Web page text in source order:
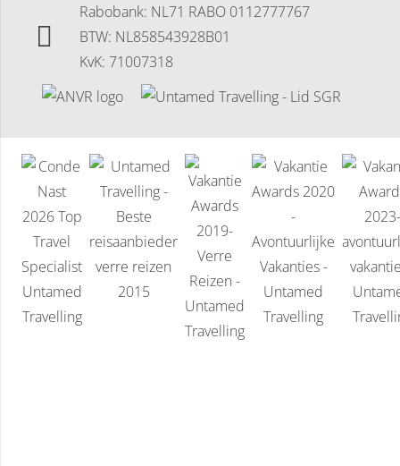
Rabobank: NL71 RABO 0112777767
BTW: NL858543928B01
KvK: 71007318